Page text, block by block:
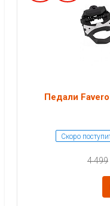
Педали
Скоро
4 499